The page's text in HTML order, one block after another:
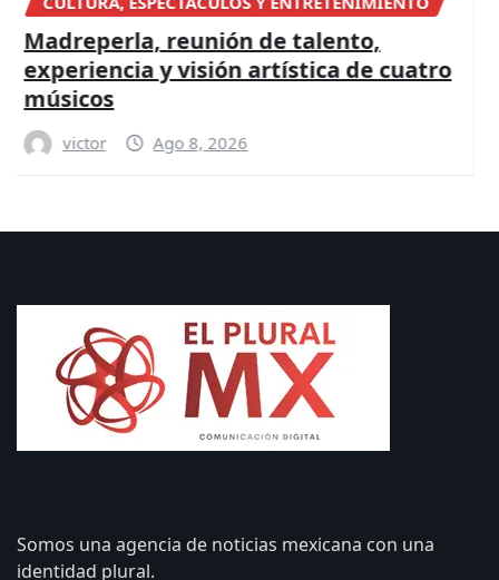
FGR detiene a apoderada legal de
Ingemar, empresa vinculada a red de
‘huachicol’ ferroviario de Ernesto Ruffo
victor Ago 8, 2026
Somos una agencia de noticias mexicana con una
identidad plural.